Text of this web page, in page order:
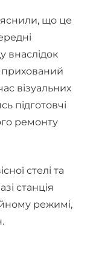
що це
внаслідок
прихований
візуальних
підготовчі
ремонту
стелі та
станція
режимі,